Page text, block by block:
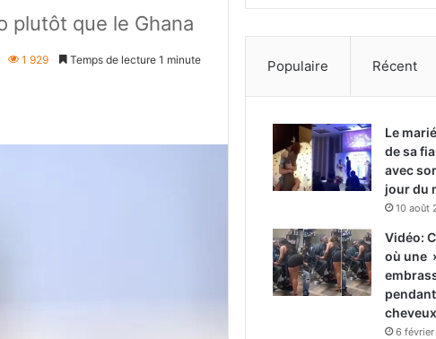
plutôt que le Ghana
1 929 Temps de lecture 1 minute Populaire Récent
Le
de sa
avec
jour du
10 août
Vidéo:
où une
cheveux
6